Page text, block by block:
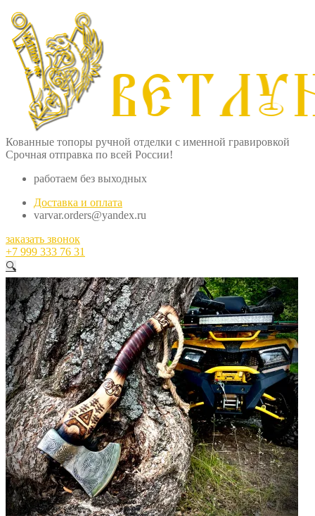
Кованные топоры ручной отделки с именной гравировкой
Срочная отправка по всей России!
работаем без выходных
Доставка и оплата
varvar.orders@yandex.ru
заказать звонок
+7 999 333 76 31
🔍